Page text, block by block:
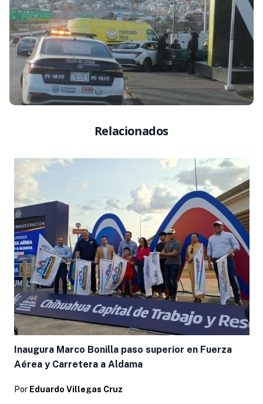
Relacionados
Inaugura Marco Bonilla paso superior en Fuerza
Aérea y Carretera a Aldama
Por Eduardo Villegas Cruz